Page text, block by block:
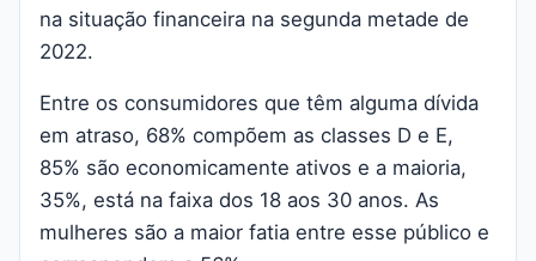
na situação financeira na segunda metade de
2022.
Entre os consumidores que têm alguma dívida
em atraso, 68% compõem as classes D e E,
85% são economicamente ativos e a maioria,
35%, está na faixa dos 18 aos 30 anos. As
mulheres são a maior fatia entre esse público e